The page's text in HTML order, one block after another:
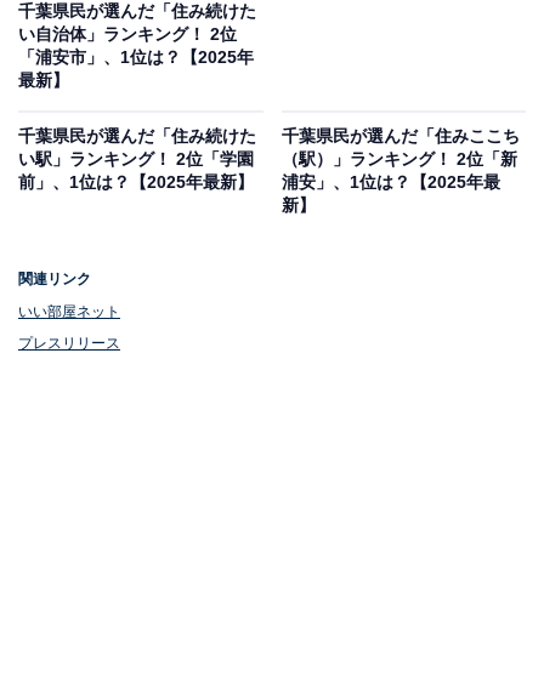
事にやりがいがある。頼りにされている」「老後にもあ
まり心配は無く、家族も近所に住んでいて住みやすい」
といった声が。安定した暮らしと家庭の幸せが幸福度の
鍵となっていることがうかがえます。
千葉県民が選んだ「住み続けた
い自治体」ランキング！ 2位
「浦安市」、1位は？【2025年
最新】
千葉県民が選んだ「住み続けた
い駅」ランキング！ 2位「学園
前」、1位は？【2025年最新】
千葉県民が選んだ「住みここち
（駅）」ランキング！ 2位「新
浦安」、1位は？【2025年最
新】
関連リンク
いい部屋ネット
プレスリリース